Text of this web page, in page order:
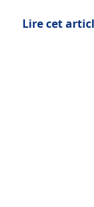
Lire cet